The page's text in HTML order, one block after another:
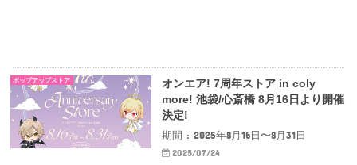
ポップアップストア
オンエア! 7周年ストア in coly
more! 池袋/心斎橋 8月16日より開催
決定!
期間 : 2025年8月16日〜8月31日
2025/07/24